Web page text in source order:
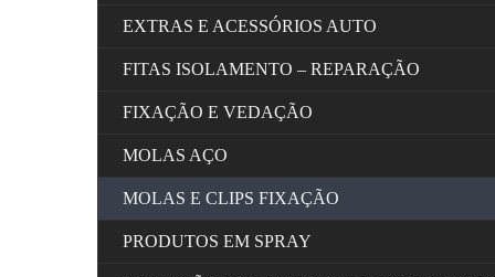
EXTRAS E ACESSÓRIOS AUTO
FITAS ISOLAMENTO – REPARAÇÃO
FIXAÇÃO E VEDAÇÃO
MOLAS AÇO
MOLAS E CLIPS FIXAÇÃO
PRODUTOS EM SPRAY